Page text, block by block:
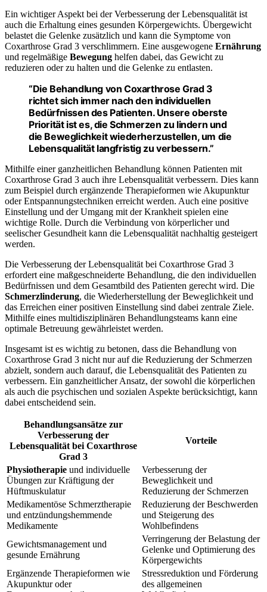
Ein wichtiger Aspekt bei der Verbesserung der Lebensqualität ist
auch die Erhaltung eines gesunden Körpergewichts. Übergewicht
belastet die Gelenke zusätzlich und kann die Symptome von
Coxarthrose Grad 3 verschlimmern. Eine ausgewogene Ernährung
und regelmäßige Bewegung helfen dabei, das Gewicht zu
reduzieren oder zu halten und die Gelenke zu entlasten.
“Die Behandlung von Coxarthrose Grad 3
richtet sich immer nach den individuellen
Bedürfnissen des Patienten. Unsere oberste
Priorität ist es, die Schmerzen zu lindern und
die Beweglichkeit wiederherzustellen, um die
Lebensqualität langfristig zu verbessern.”
Mithilfe einer ganzheitlichen Behandlung können Patienten mit
Coxarthrose Grad 3 auch ihre Lebensqualität verbessern. Dies kann
zum Beispiel durch ergänzende Therapieformen wie Akupunktur
oder Entspannungstechniken erreicht werden. Auch eine positive
Einstellung und der Umgang mit der Krankheit spielen eine
wichtige Rolle. Durch die Verbindung von körperlicher und
seelischer Gesundheit kann die Lebensqualität nachhaltig gesteigert
werden.
Die Verbesserung der Lebensqualität bei Coxarthrose Grad 3
erfordert eine maßgeschneiderte Behandlung, die den individuellen
Bedürfnissen und dem Gesamtbild des Patienten gerecht wird. Die
Schmerzlinderung, die Wiederherstellung der Beweglichkeit und
das Erreichen einer positiven Einstellung sind dabei zentrale Ziele.
Mithilfe eines multidisziplinären Behandlungsteams kann eine
optimale Betreuung gewährleistet werden.
Insgesamt ist es wichtig zu betonen, dass die Behandlung von
Coxarthrose Grad 3 nicht nur auf die Reduzierung der Schmerzen
abzielt, sondern auch darauf, die Lebensqualität des Patienten zu
verbessern. Ein ganzheitlicher Ansatz, der sowohl die körperlichen
als auch die psychischen und sozialen Aspekte berücksichtigt, kann
dabei entscheidend sein.
Behandlungsansätze zur
Verbesserung der
Lebensqualität bei Coxarthrose
Grad 3
Vorteile
Physiotherapie und individuelle
Übungen zur Kräftigung der
Hüftmuskulatur
Verbesserung der
Beweglichkeit und
Reduzierung der Schmerzen
Medikamentöse Schmerztherapie
und entzündungshemmende
Medikamente
Reduzierung der Beschwerden
und Steigerung des
Wohlbefindens
Gewichtsmanagement und
gesunde Ernährung
Verringerung der Belastung der
Gelenke und Optimierung des
Körpergewichts
Ergänzende Therapieformen wie
Akupunktur oder
Stressreduktion und Förderung
des allgemeinen